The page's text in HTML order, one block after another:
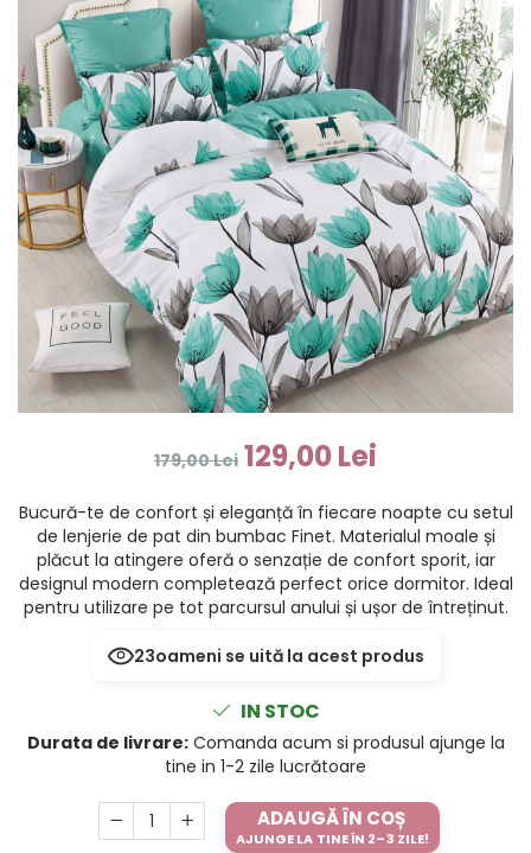
179,00 Lei 129,00 Lei
Bucură-te de confort și eleganță în fiecare noapte cu setul
de lenjerie de pat din bumbac Finet. Materialul moale și
plăcut la atingere oferă o senzație de confort sporit, iar
designul modern completează perfect orice dormitor. Ideal
pentru utilizare pe tot parcursul anului și ușor de întreținut.
23oameni se uită la acest produs
IN STOC
Durata de livrare:Comanda acum si produsul ajunge la
tine in 1-2 zile lucrătoare
ADAUGĂ ÎN COȘ
AJUNGE LA TINE ÎN 2–3 ZILE!